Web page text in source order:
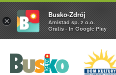
Busko Zdrój
×
Busko-Zdrój
Amistad sp. z o.o.
Gratis - In Google Play